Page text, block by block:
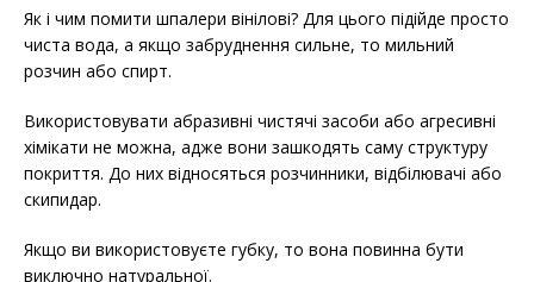
Як і чим помити шпалери вінілові? Для цього підійде просто
чиста вода, а якщо забруднення сильне, то мильний
розчин або спирт.
Використовувати абразивні чистячі засоби або агресивні
хімікати не можна, адже вони зашкодять саму структуру
покриття. До них відносяться розчинники, відбілювачі або
скипидар.
Якщо ви використовуєте губку, то вона повинна бути
виключно натуральної.